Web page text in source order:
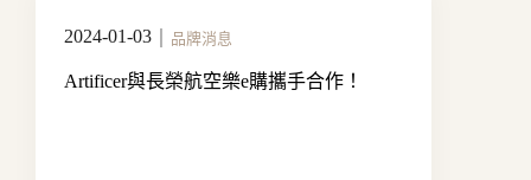
2024-01-03 品牌消息
Artificer與長榮航空樂e購攜手合作！